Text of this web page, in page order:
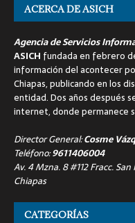
ACERCA DE ASICH
Agencia de Servicios
ASICH fundada en febrero
información del acontecer
Chiapas, publicando en los
entidad. Dos años después
internet, donde permanece
Director General:Cosme
Teléfono:9611406004
Av. 4 Mzna. 8 #112 Fracc.
Chiapas
CATEGORÍAS